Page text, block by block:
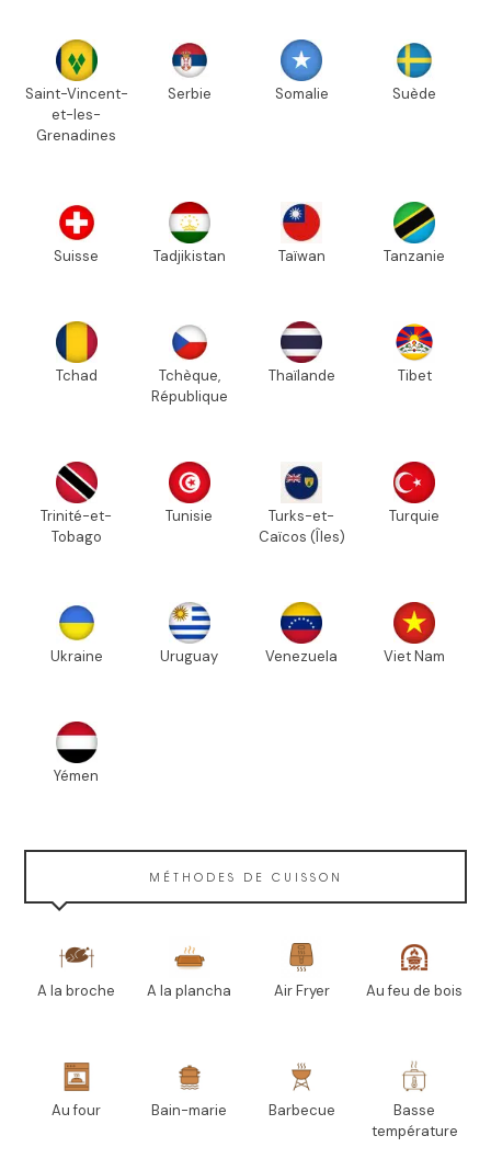
Saint-Vincent-
et-les-
Grenadines
Serbie Somalie Suède
Suisse Tadjikistan Taïwan Tanzanie
Tchad
Tchèque,
République
Thaïlande Tibet
Trinité-et-
Tobago
Tunisie
Turks-et-
Caïcos (Îles)
Turquie
Ukraine Uruguay Venezuela Viet Nam
Yémen
MÉTHODES DE CUISSON
A la broche A la plancha Air Fryer Au feu de bois
Au four Bain-marie Barbecue
Basse
température